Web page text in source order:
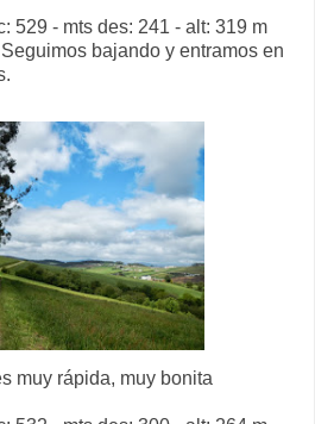
529 - mts des: 241 - alt: 319 m
bajando y entramos en
muy rápida, muy bonita